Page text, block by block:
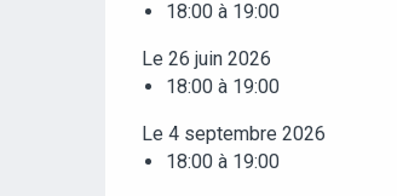
18:00 à 19:00
Le 26 juin 2026
18:00 à 19:00
Le 4 septembre 2026
18:00 à 19:00